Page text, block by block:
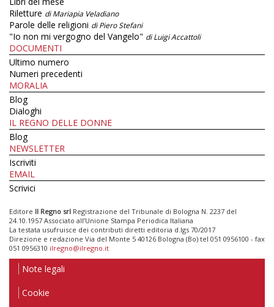
Riletture di Mariapia Veladiano
Parole delle religioni di Piero Stefani
"Io non mi vergogno del Vangelo" di Luigi Accattoli
DOCUMENTI
Ultimo numero
Numeri precedenti
MORALIA
Blog
Dialoghi
IL REGNO DELLE DONNE
Blog
NEWSLETTER
Iscriviti
EMAIL
Scrivici
Editore Il Regno srl Registrazione del Tribunale di Bologna N. 2237 del
24.10.1957 Associato all’Unione Stampa Periodica Italiana
La testata usufruisce dei contributi diretti editoria d.lgs 70/2017
Direzione e redazione Via del Monte 5 40126 Bologna (Bo) tel 051 0956100 - fax
051 0956310 ilregno@ilregno.it
Note legali
Cookie